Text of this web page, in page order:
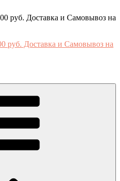
руб. Доставка и Самовывоз на